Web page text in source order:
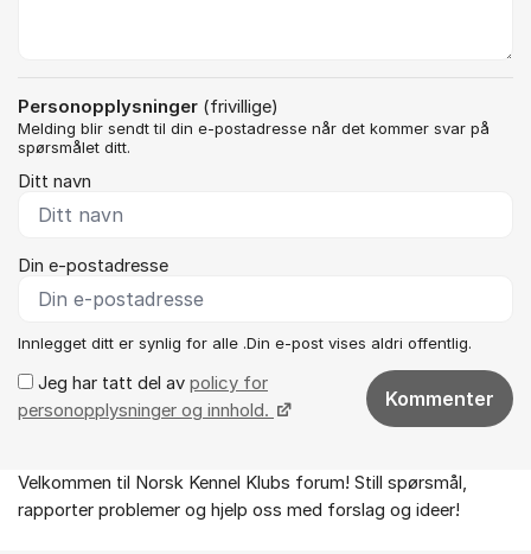
Personopplysninger (frivillige)
Melding blir sendt til din e-postadresse når det kommer svar på
spørsmålet ditt.
Ditt navn
Din e-postadresse
Innlegget ditt er synlig for alle .Din e-post vises aldri offentlig.
Jeg har tatt del av policy for
personopplysninger og innhold.
Kommenter
Om forumet
Velkommen til Norsk Kennel Klubs forum! Still spørsmål,
rapporter problemer og hjelp oss med forslag og ideer!